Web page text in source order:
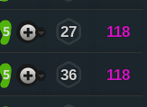
5 27 118
5 36 118